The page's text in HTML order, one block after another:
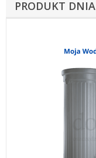
PRODUKT DNIA